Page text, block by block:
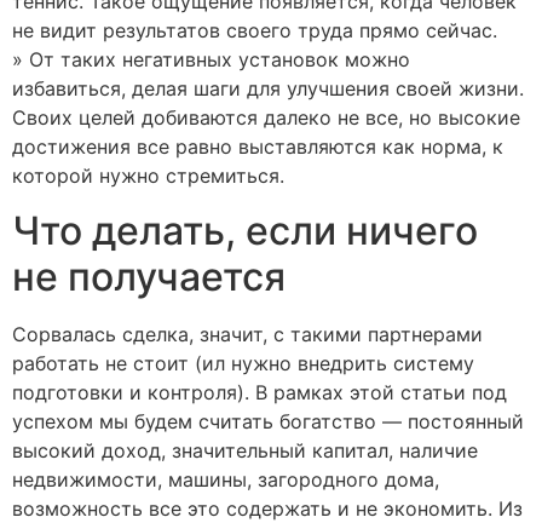
не видит результатов своего труда прямо сейчас.
» От таких негативных установок можно
избавиться, делая шаги для улучшения своей жизни.
Своих целей добиваются далеко не все, но высокие
достижения все равно выставляются как норма, к
которой нужно стремиться.
Что делать, если ничего
не получается
Сорвалась сделка, значит, с такими партнерами
работать не стоит (ил нужно внедрить систему
подготовки и контроля). В рамках этой статьи под
успехом мы будем считать богатство — постоянный
высокий доход, значительный капитал, наличие
недвижимости, машины, загородного дома,
возможность все это содержать и не экономить. Из